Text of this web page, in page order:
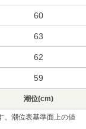
60
63
62
59
潮位(cm)
。潮位表基準面上の値